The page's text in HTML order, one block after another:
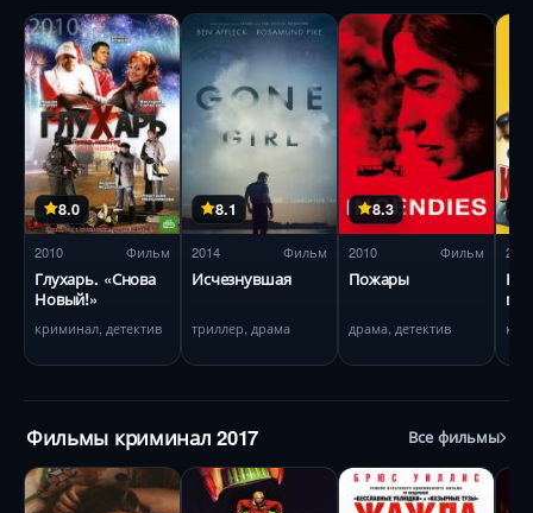
8.0
2010 Фильм
Глухарь. «Снова
Новый!»
криминал, детектив
8.1
2014 Фильм
Исчезнувшая
триллер, драма
8.3
2010 Фильм
Пожары
драма, детектив
2011
Фильмы криминал 2017 Все фильмы